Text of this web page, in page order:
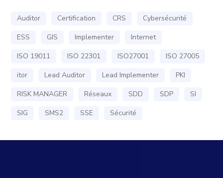
Auditor Certification CRS
Cybersécurité
ESS
GIS Implementer
Internet
ISO 19011
ISO 22301 ISO27001
ISO 27005
itor
Lead Auditor Lead Implementer
PKI
RISK MANAGER
Réseaux SDD SDP
SI
SIG
SMS2 SSE Sécurité